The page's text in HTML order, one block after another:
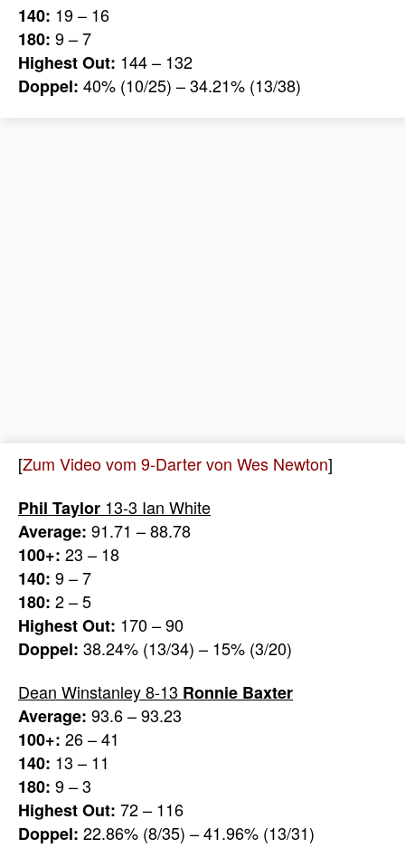
140: 19 – 16
180: 9 – 7
Highest Out: 144 – 132
Doppel: 40% (10/25) – 34.21% (13/38)
[Zum Video vom 9-Darter von Wes Newton]
Phil Taylor 13-3 Ian White
Average: 91.71 – 88.78
100+: 23 – 18
140: 9 – 7
180: 2 – 5
Highest Out: 170 – 90
Doppel: 38.24% (13/34) – 15% (3/20)
Dean Winstanley 8-13 Ronnie Baxter
Average: 93.6 – 93.23
100+: 26 – 41
140: 13 – 11
180: 9 – 3
Highest Out: 72 – 116
Doppel: 22.86% (8/35) – 41.96% (13/31)